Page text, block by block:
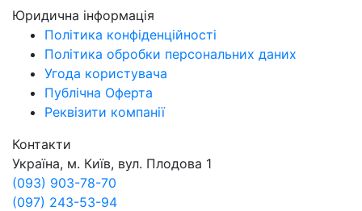
Юридична інформація
Політика конфіденційності
Політика обробки персональних даних
Угода користувача
Публічна Оферта
Реквізити компанії
Контакти
Україна, м. Київ, вул. Плодова 1
(093) 903-78-70
(097) 243-53-94